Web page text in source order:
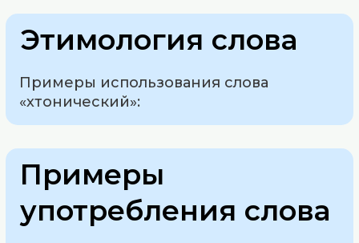
Этимология слова
Примеры использования слова
«хтонический»:
Примеры
употребления слова